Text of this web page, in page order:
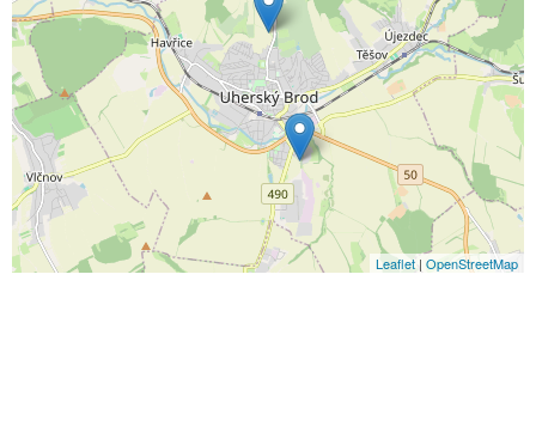
Leaflet | OpenStreetMap